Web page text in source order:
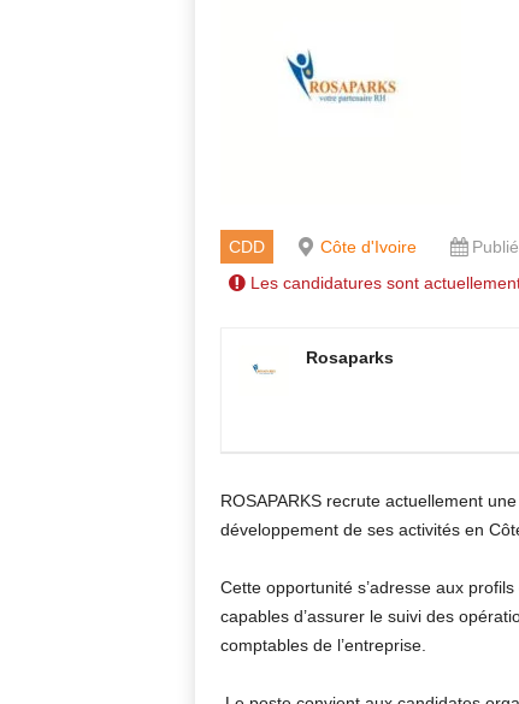
CDD Côte d'Ivoire
Les candidatures sont
Rosaparks
ROSAPARKS recrute actuellement une
développement de ses activités en
Cette opportunité s’adresse aux
capables d’assurer le suivi des
comptables de l’entreprise.